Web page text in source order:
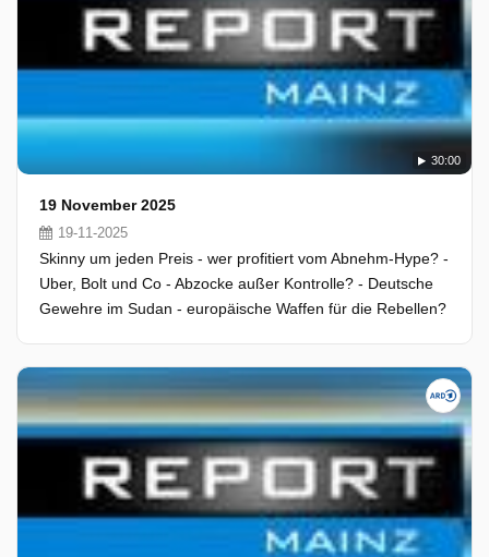
30:00
19 November 2025
19-11-2025
Skinny um jeden Preis - wer profitiert vom Abnehm-Hype? -
Uber, Bolt und Co - Abzocke außer Kontrolle? - Deutsche
Gewehre im Sudan - europäische Waffen für die Rebellen?